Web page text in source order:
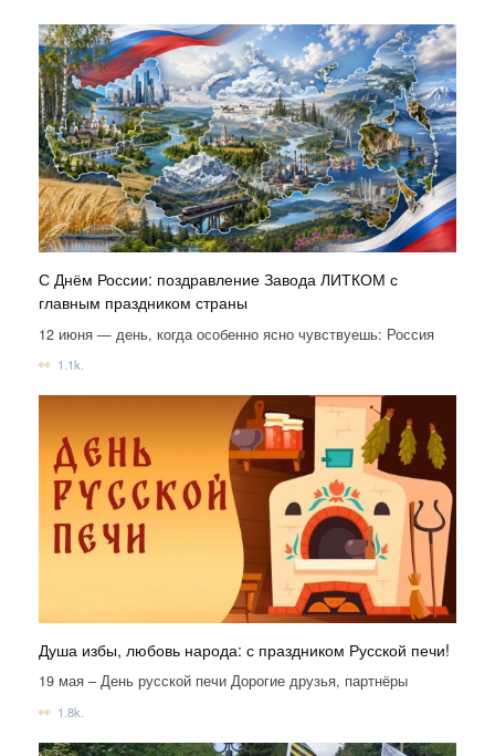
С Днём России: поздравление Завода ЛИТКОМ с
главным праздником страны
12 июня — день, когда особенно ясно чувствуешь: Россия
1.1k.
Душа избы, любовь народа: с праздником Русской печи!
19 мая – День русской печи Дорогие друзья, партнёры
1.8k.